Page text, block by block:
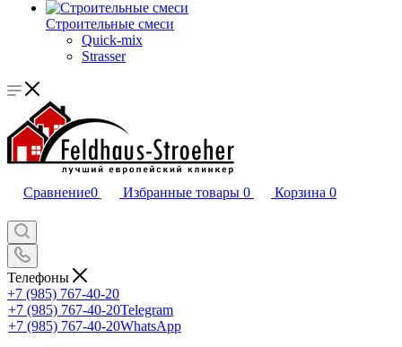
Строительные смеси
Quick-mix
Strasser
Сравнение0 Избранные товары 0 Корзина 0
Телефоны
+7 (985) 767-40-20
+7 (985) 767-40-20Telegram
+7 (985) 767-40-20WhatsApp